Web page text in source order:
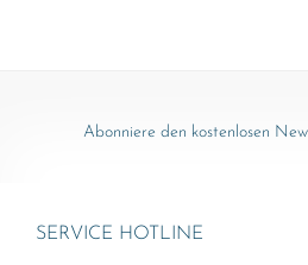
Abonniere den kostenlosen
SERVICE HOTLINE